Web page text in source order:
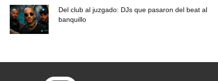
Del club al juzgado: DJs que pasaron del beat al
banquillo